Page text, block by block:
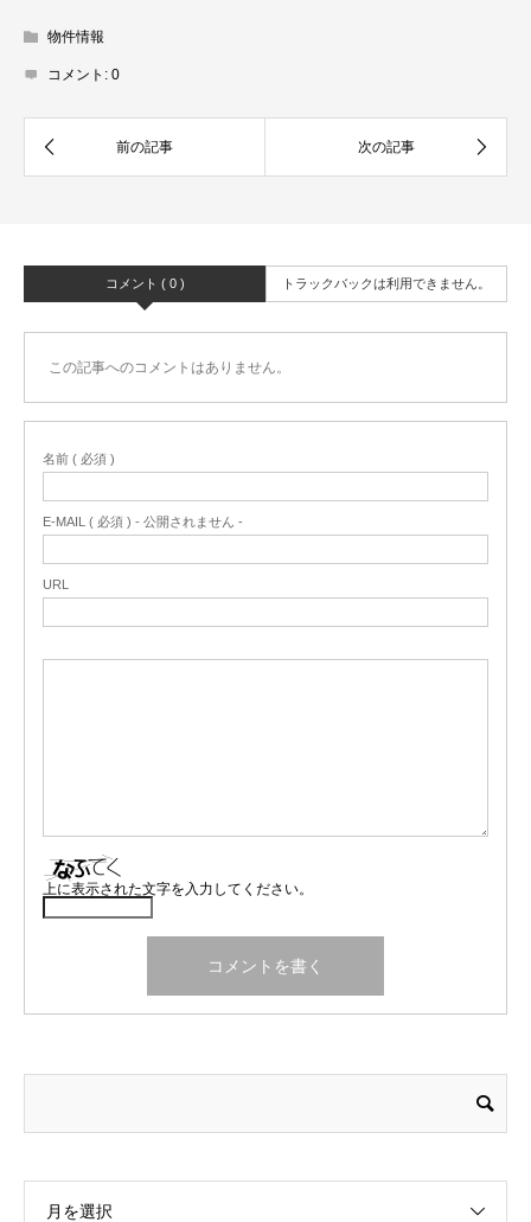
物件情報
コメント: 0
コメント ( 0 ) トラックバックは利用できません。
この記事へのコメントはありません。
名前 ( 必須 )
E-MAIL ( 必須 ) - 公開されません -
URL
上に表示された文字を入力してください。
月を選択